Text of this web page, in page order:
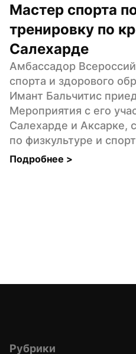
Мастер спорта
тренировку по
Салехарде
Амбассадор
спорта и здорового
Имант Бальчитис
Мероприятия с его
Салехарде и Аксарке,
по физкультуре и
Подробнее >
Рубрики